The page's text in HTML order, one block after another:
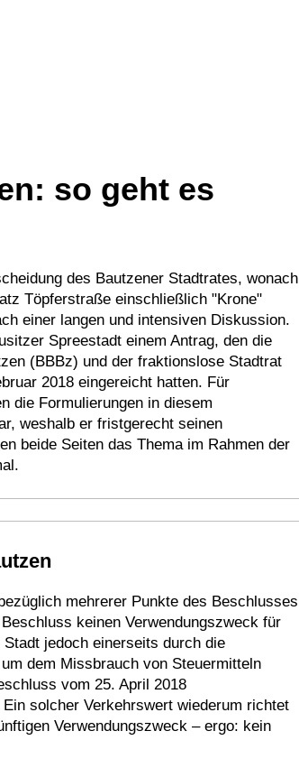
so geht es
des Bautzener Stadtrates, wonach
Töpferstraße einschließlich "Krone"
einer langen und intensiven Diskussion.
Spreestadt einem Antrag, den die
(BBBz) und der fraktionslose Stadtrat
2018 eingereicht hatten. Für
die Formulierungen in diesem
weshalb er fristgerecht seinen
beide Seiten das Thema im Rahmen der
mehrerer Punkte des Beschlusses
keinen Verwendungszweck für
jedoch einerseits durch die
dem Missbrauch von Steuermitteln
vom 25. April 2018
solcher Verkehrswert wiederum richtet
Verwendungszweck – ergo: kein